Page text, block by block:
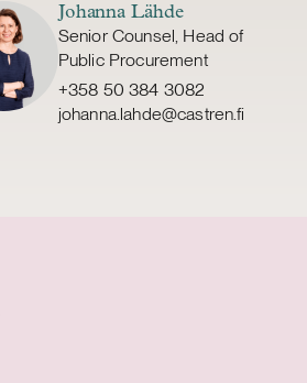
Johanna Lähde
Senior Counsel, Head of
Public Procurement
+358 50 384 3082
johanna.lahde@castren.fi